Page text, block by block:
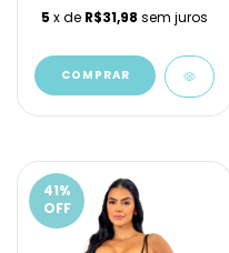
5 x de R$31,98 sem juros
COMPRAR
41%
OFF